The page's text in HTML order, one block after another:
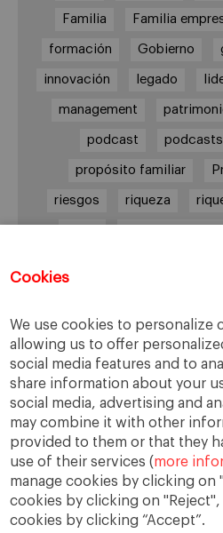
Cookies
We use cookies to personalize
allowing us to offer
social media features and to
share information about your
social media, advertising and
may combine it with other
provided to them or that they
use of their services (more
manage cookies by clicking on
cookies by clicking on "Reject",
cookies by clicking “Accept”.
Familia Familia
formación Gobierno
innovación legado
management
podcast podcasts
propósito familiar
riesgos riqueza
Enlaces
Cátedra de Empresa Familiar
IESE Insight